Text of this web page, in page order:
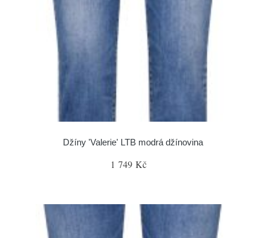
Džíny 'Valerie' LTB modrá džínovina
1 749 Kč